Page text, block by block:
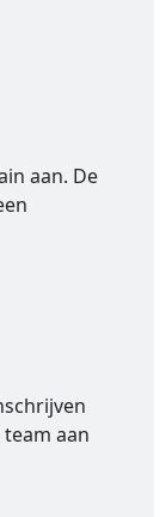
aan. De
aan